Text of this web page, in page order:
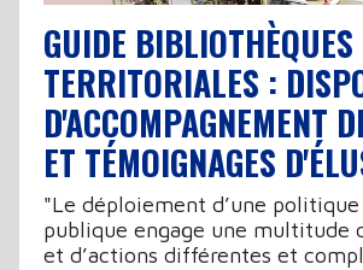
GUIDE BIBLIOTHÈQUES
TERRITORIALES :
D'ACCOMPAGNEMENT
ET TÉMOIGNAGES
"Le déploiement d’une
publique engage une multitude
et d’actions différentes et